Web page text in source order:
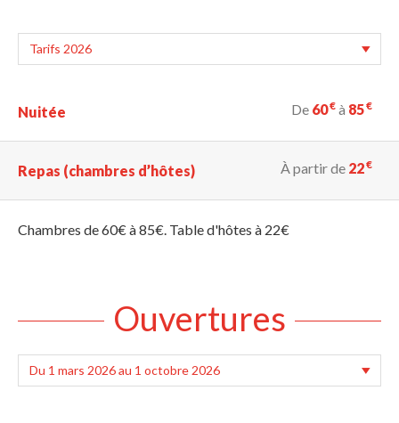
Nuitée De 60€ à 85€
Repas (chambres d’hôtes) À partir de 22€
Chambres de 60€ à 85€. Table d'hôtes à 22€
Ouvertures